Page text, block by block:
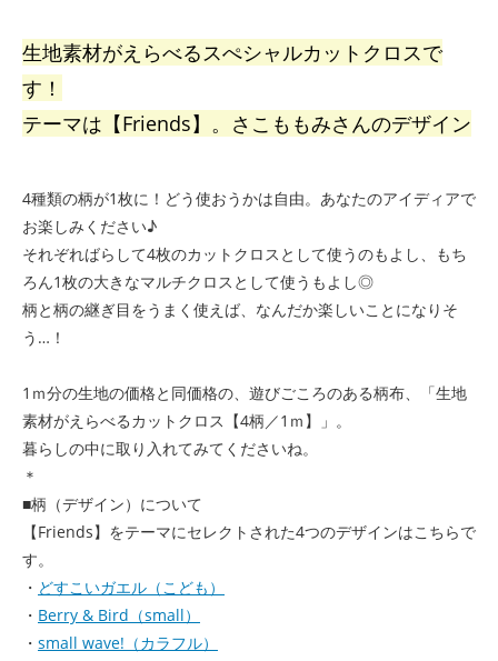
生地素材がえらべるスぺシャルカットクロスで
す！
テーマは【Friends】。さこももみさんのデザイン
4種類の柄が1枚に！どう使おうかは自由。あなたのアイディアで
お楽しみください♪
それぞればらして4枚のカットクロスとして使うのもよし、もち
ろん1枚の大きなマルチクロスとして使うもよし◎
柄と柄の継ぎ目をうまく使えば、なんだか楽しいことになりそ
う…！
1ｍ分の生地の価格と同価格の、遊びごころのある柄布、「生地
素材がえらべるカットクロス【4柄／1ｍ】」。
暮らしの中に取り入れてみてくださいね。
＊
■柄（デザイン）について
【Friends】をテーマにセレクトされた4つのデザインはこちらで
す。
・ どすこいガエル（こども）
・ Berry & Bird（small）
・ small wave!（カラフル）